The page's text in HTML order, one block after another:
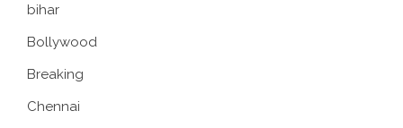
bihar
Bollywood
Breaking
Chennai